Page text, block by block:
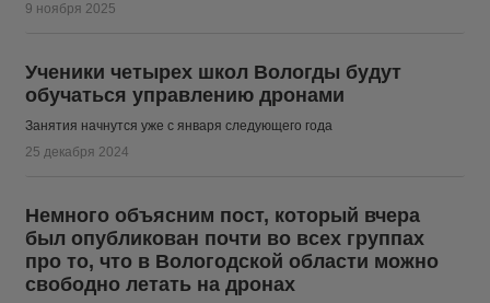
9 ноября 2025
Ученики четырех школ Вологды будут
обучаться управлению дронами
Занятия начнутся уже с января следующего года
25 декабря 2024
Немного объясним пост, который вчера
был опубликован почти во всех группах
про то, что в Вологодской области можно
свободно летать на дронах